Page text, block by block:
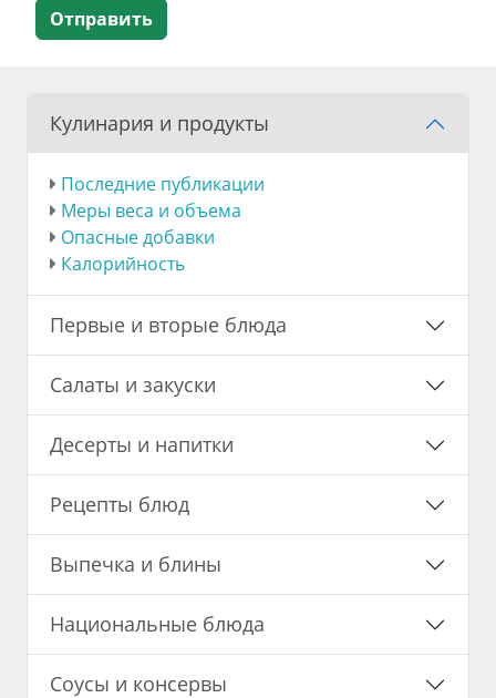
Отправить
Кулинария и продукты
Последние публикации
Меры веса и объема
Опасные добавки
Калорийность
Первые и вторые блюда
Салаты и закуски
Десерты и напитки
Рецепты блюд
Выпечка и блины
Национальные блюда
Соусы и консервы